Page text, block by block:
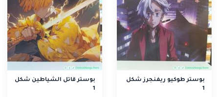
بوستر طوكيو ريفنجرز شكل
1
بوستر قاتل الشياطين شكل
1